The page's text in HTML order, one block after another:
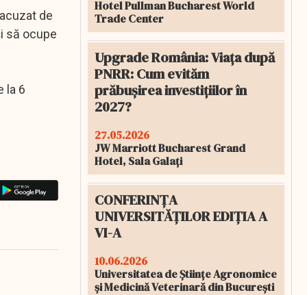
de
să ocupe
la 6
Hotel Pullman Bucharest World
Trade Center
Upgrade România: Viața după
PNRR: Cum evităm
prăbușirea investițiilor în
2027?
27.05.2026
JW Marriott Bucharest Grand
Hotel, Sala Galați
CONFERINȚA
UNIVERSITĂȚILOR EDIȚIA A
VI-A
10.06.2026
Universitatea de Științe Agronomice
și Medicină Veterinară din București